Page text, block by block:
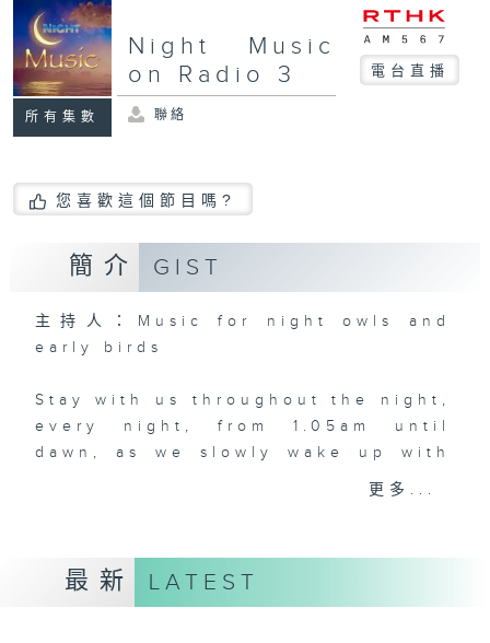
所有集數
Night Music
on Radio 3
電台直播
聯絡
您喜歡這個節目嗎?
簡介 GIST
主持人：Music for night owls and
early birds
Stay with us throughout the night,
every night, from 1.05am until
dawn, as we slowly wake up with
you. Enjoy the non-stop mellow
and soft rock hits, which gently
grow in pace, moving you towards
the 2000s and a perfect morning
更多...
最新 LATEST